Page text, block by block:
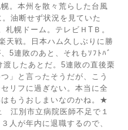
。本州を散々荒らした台風
油断せず状況を見ていた
幌ドーム。テレビＨТＢ。
天戦。日本ハム久しぶりに勝
5連敗のあと、それもｿﾌﾄﾊﾞ
したあとだ。5連敗の直後栗
」と言ったそうだが、こう
リフに過ぎない。本当に全
もうおしまいなのかね。★
江別市立病院医師不足で１
人が年内に退職するので、